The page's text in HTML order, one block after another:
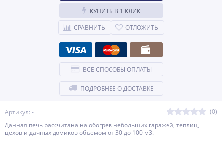
Артикул: -
(0)
Данная печь рассчитана на обогрев небольших гаражей, теплиц,
цехов и дачных домиков объемом от 30 до 100 м3.
КУПИТЬ В 1 КЛИК
СРАВНИТЬ
ОТЛОЖИТЬ
ВСЕ СПОСОБЫ ОПЛАТЫ
ПОДРОБНЕЕ О ДОСТАВКЕ